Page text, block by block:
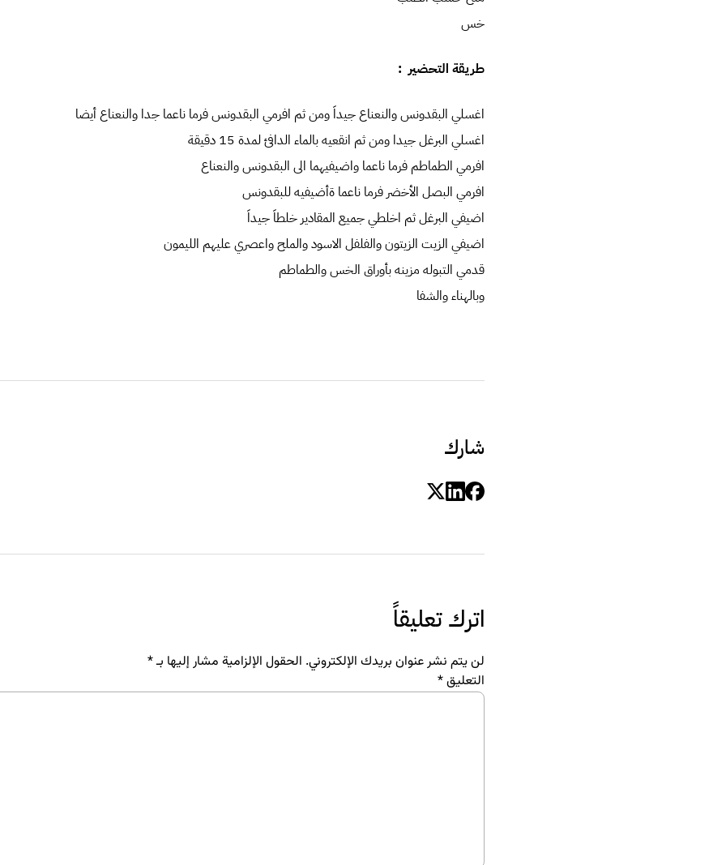
خس
طريقة التحضير :
اغسلي البقدونس والنعناع جيداَ ومن ثم افرمي البقدونس فرما ناعما جدا والنعناع أيضا
اغسلي البرغل جيدا ومن ثم انقعيه بالماء الدافئ لمدة 15 دقيقة
افرمي الطماطم فرما ناعما واضيفيهما الى البقدونس والنعناع
افرمي البصل الأخضر فرما ناعما ةأضيفيه للبقدونس
اضيفي البرغل ثم اخلطي جميع المقادير خلطاَ جيداَ
اضيفي الزيت الزيتون والفلفل الاسود والملح واعصري عليهم الليمون
قدمي التبوله مزينه بأوراق الخس والطماطم
وبالهناء والشفا
شارك
اترك تعليقاً
لن يتم نشر عنوان بريدك الإلكتروني. الحقول الإلزامية مشار إليها بـ*
التعليق*